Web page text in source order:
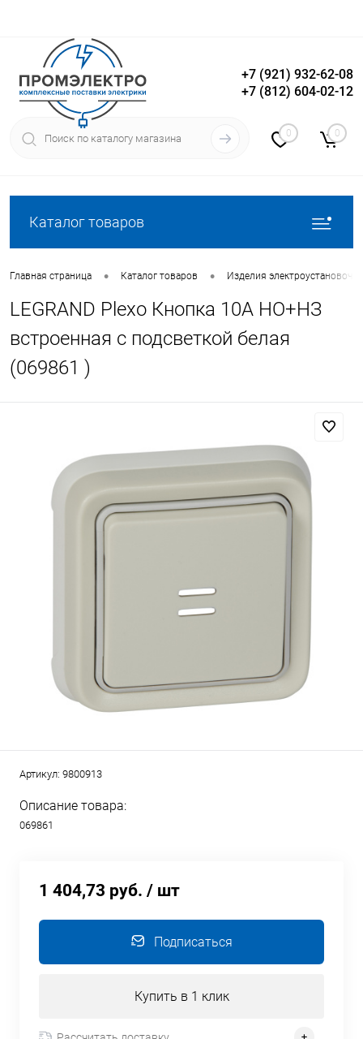
Вход Регистрация
+7 (921) 932-62-08
+7 (812) 604-02-12
0 0
Каталог товаров
Главная страница • Каталог товаров • Изделия
LEGRAND Plexo Кнопка 10А НО+НЗ
встроенная с подсветкой белая
(069861 )
Артикул: 9800913
Описание товара:
069861
1 404,73 руб. / шт
Подписаться
Купить в 1 клик